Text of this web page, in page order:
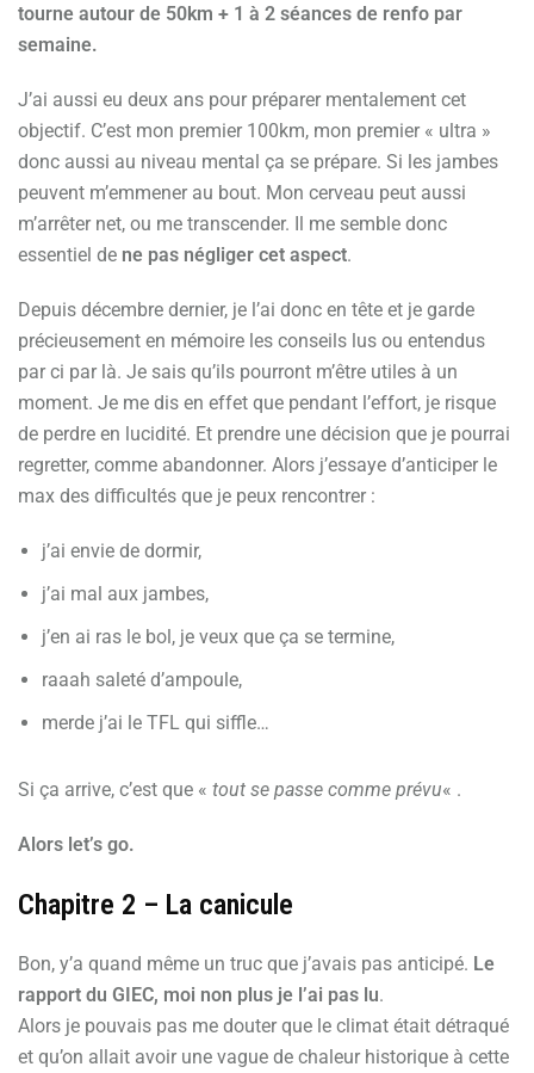
tourne autour de 50km + 1 à 2 séances de renfo par
semaine.
J’ai aussi eu deux ans pour préparer mentalement cet
objectif. C’est mon premier 100km, mon premier « ultra »
donc aussi au niveau mental ça se prépare. Si les jambes
peuvent m’emmener au bout. Mon cerveau peut aussi
m’arrêter net, ou me transcender. Il me semble donc
essentiel de ne pas négliger cet aspect.
Depuis décembre dernier, je l’ai donc en tête et je garde
précieusement en mémoire les conseils lus ou entendus
par ci par là. Je sais qu’ils pourront m’être utiles à un
moment. Je me dis en effet que pendant l’effort, je risque
de perdre en lucidité. Et prendre une décision que je pourrai
regretter, comme abandonner. Alors j’essaye d’anticiper le
max des difficultés que je peux rencontrer :
j’ai envie de dormir,
j’ai mal aux jambes,
j’en ai ras le bol, je veux que ça se termine,
raaah saleté d’ampoule,
merde j’ai le TFL qui siffle…
Si ça arrive, c’est que « tout se passe comme prévu« .
Alors let’s go.
Chapitre 2 – La canicule
Bon, y’a quand même un truc que j’avais pas anticipé. Le
rapport du GIEC, moi non plus je l’ai pas lu.
Alors je pouvais pas me douter que le climat était détraqué
et qu’on allait avoir une vague de chaleur historique à cette